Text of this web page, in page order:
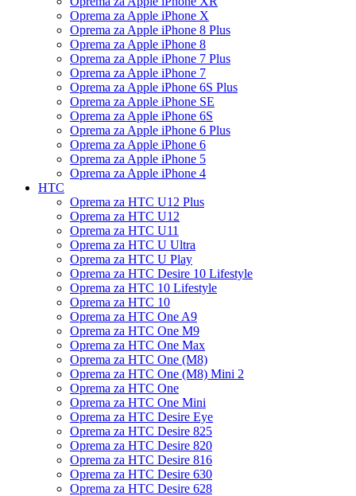
Oprema za Apple iPhone X
Oprema za Apple iPhone 8 Plus
Oprema za Apple iPhone 8
Oprema za Apple iPhone 7 Plus
Oprema za Apple iPhone 7
Oprema za Apple iPhone 6S Plus
Oprema za Apple iPhone SE
Oprema za Apple iPhone 6S
Oprema za Apple iPhone 6 Plus
Oprema za Apple iPhone 6
Oprema za Apple iPhone 5
Oprema za Apple iPhone 4
HTC
Oprema za HTC U12 Plus
Oprema za HTC U12
Oprema za HTC U11
Oprema za HTC U Ultra
Oprema za HTC U Play
Oprema za HTC Desire 10 Lifestyle
Oprema za HTC 10 Lifestyle
Oprema za HTC 10
Oprema za HTC One A9
Oprema za HTC One M9
Oprema za HTC One Max
Oprema za HTC One (M8)
Oprema za HTC One (M8) Mini 2
Oprema za HTC One
Oprema za HTC One Mini
Oprema za HTC Desire Eye
Oprema za HTC Desire 825
Oprema za HTC Desire 820
Oprema za HTC Desire 816
Oprema za HTC Desire 630
Oprema za HTC Desire 628